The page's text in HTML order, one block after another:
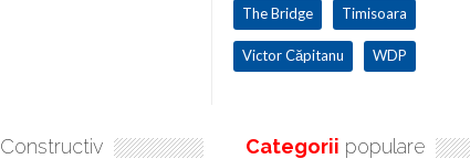
The Bridge Timisoara
Victor Căpitanu WDP
Constructiv Categorii populare